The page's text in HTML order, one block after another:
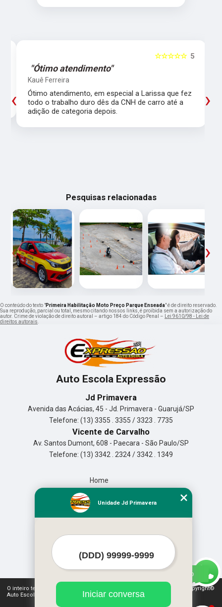
5
☆☆☆☆☆
"Ótimo atendimento"
Kauê Ferreira
Ótimo atendimento, em especial a Larissa que fez
todo o trabalho duro dês da CNH de carro até a
adição de categoria depois.
‹ ›
Pesquisas relacionadas
‹ ›
O conteúdo do texto "Primeira Habilitação Moto Preço Parque Enseada" é de direito reservado.
Sua reprodução, parcial ou total, mesmo citando nossos links, é proibida sem a autorização do
autor. Crime de violação de direito autoral – artigo 184 do Código Penal – Lei 9610/98 - Lei de
direitos autorais.
Auto Escola Expressão
Jd Primavera
Avenida das Acácias, 45 - Jd. Primavera - Guarujá/SP
Telefone: (13) 3355 . 3355 / 3323 . 7735
Vicente de Carvalho
Av. Santos Dumont, 608 - Paecara - São Paulo/SP
Telefone: (13) 3342 . 2324 / 3342 . 1349
Home
Missão
Mapa do site
O inteiro teor deste site está sujeito à proteção de direitos autorais. Copyright©
Auto Escola Expressão (Lei 9610 de 19/02/1998)
Unidade Jd Primavera
Iniciar conversa